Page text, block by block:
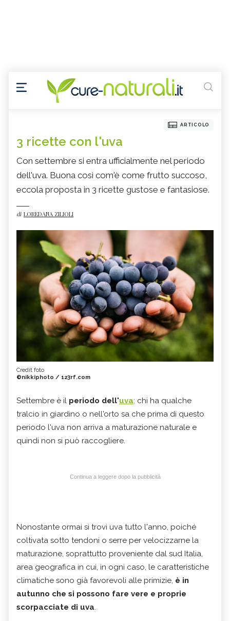
ARTICOLO
3 ricette con l'uva
Con settembre si entra ufficialmente nel periodo
dell'uva. Buona così com'è come frutto succoso,
eccola proposta in 3 ricette gustose e fantasiose.
di LOREDANA ZILIOLI
Credit foto
©nikkiphoto / 123rf.com
Settembre è il periodo dell'uva: chi ha qualche
tralcio in giardino o nell'orto sa che prima di questo
periodo l'uva non arriva a maturazione naturale e
quindi non si può raccogliere.
Continua a leggere dopo la pubblicità
Nonostante ormai si trovi uva tutto l'anno, poiché
coltivata sotto tendoni o serre per velocizzarne la
maturazione, soprattutto proveniente dal sud Italia,
area geografica in cui, in ogni caso, le caratteristiche
climatiche sono già favorevoli alle primizie, è in
autunno che si possono fare vere e proprie
scorpacciate di uva.